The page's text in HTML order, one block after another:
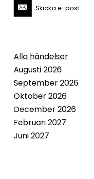
Skicka e-post
Alla händelser
Augusti 2026
September 2026
Oktober 2026
December 2026
Februari 2027
Juni 2027